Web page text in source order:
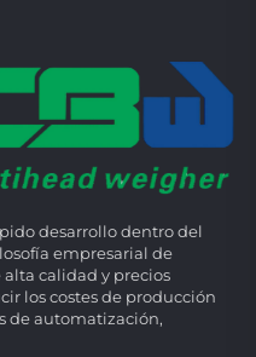
desarrollo dentro del
empresarial de
calidad y precios
los costes de producción
de automatización,